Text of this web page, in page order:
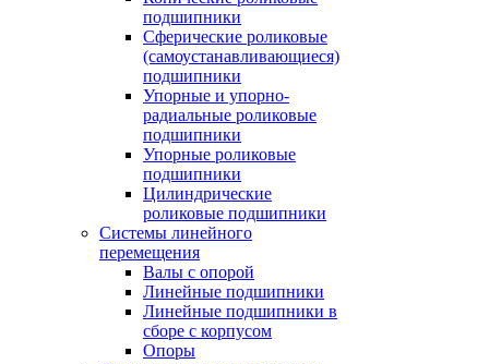
подшипники
Сферические роликовые
(самоустанавливающиеся)
подшипники
Упорные и упорно-
радиальные роликовые
подшипники
Упорные роликовые
подшипники
Цилиндрические
роликовые подшипники
Системы линейного
перемещения
Валы с опорой
Линейные подшипники
Линейные подшипники в
сборе с корпусом
Опоры